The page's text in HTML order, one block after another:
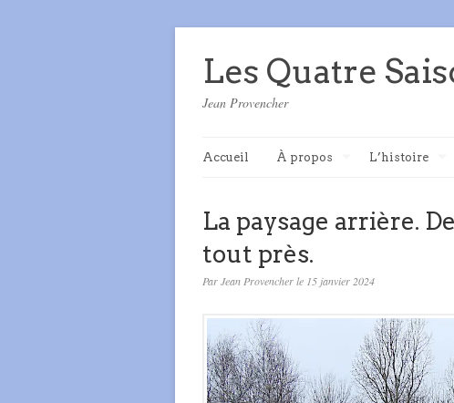
Les Quatre
Jean Provencher
Accueil À propos L’histoire
La paysage arrière.
tout près.
Par Jean Provencher le 15 janvier 2024